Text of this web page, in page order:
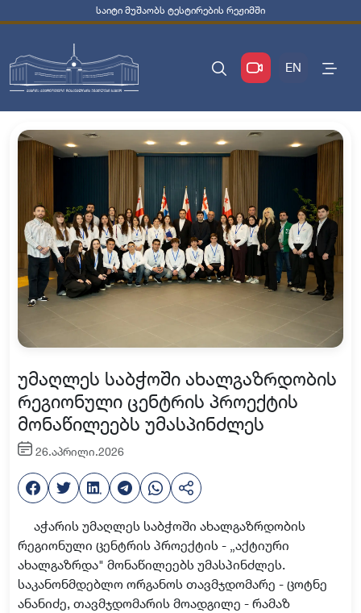
საიტი მუშაობს ტესტირების რეჟიმში
EN
უმაღლეს საბჭოში ახალგაზრდობის
რეგიონული ცენტრის პროექტის
მონაწილეებს უმასპინძლეს
26.აპრილი.2026
აჭარის უმაღლეს საბჭოში ახალგაზრდობის
რეგიონული ცენტრის პროექტის - „აქტიური
ახალგაზრდა" მონაწილეებს უმასპინძლეს.
საკანონმდებლო ორგანოს თავმჯდომარე - ცოტნე
ანანიძე, თავმჯდომარის მოადგილე - რამაზ